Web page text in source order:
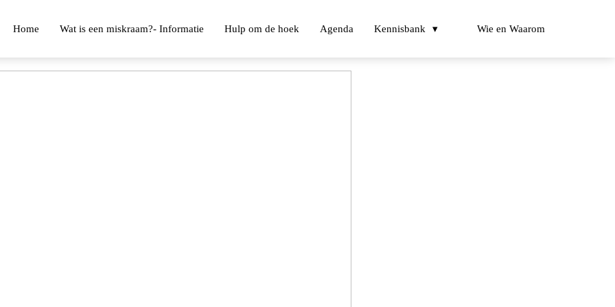
Home Wat is een miskraam?- Informatie Hulp om de hoek Agenda Kennisbank Wie en Waarom